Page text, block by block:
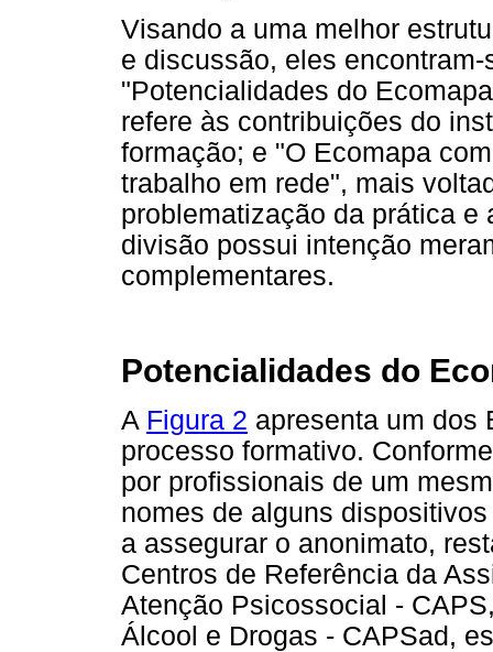
Visando a uma melhor
e discussão, eles
"Potencialidades do
refere às contribuições do
formação; e "O Ecomapa
trabalho em rede", mais
problematização da prática e
divisão possui intenção
complementares.
Potencialidades do
A Figura 2 apresenta um dos
processo formativo.
por profissionais de um
nomes de alguns
a assegurar o anonimato,
Centros de Referência da
Atenção Psicossocial -
Álcool e Drogas - CAPSad,